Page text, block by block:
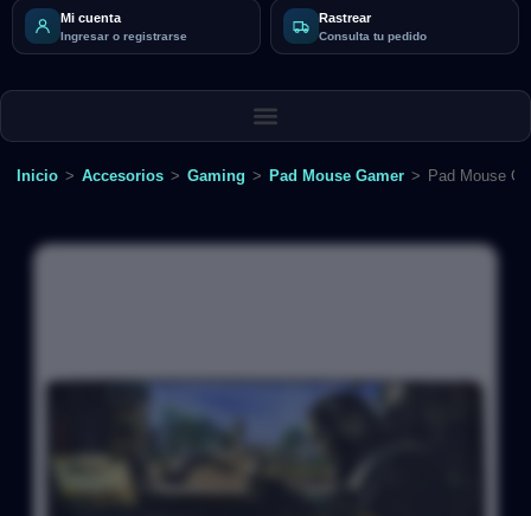
Mi cuenta
Ingresar o registrarse
Rastrear
Consulta tu pedido
Inicio > Accesorios > Gaming > Pad Mouse Gamer > Pad Mouse